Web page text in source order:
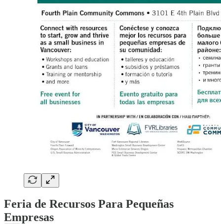
Feria de Recursos Para Pequeñas
Empresas